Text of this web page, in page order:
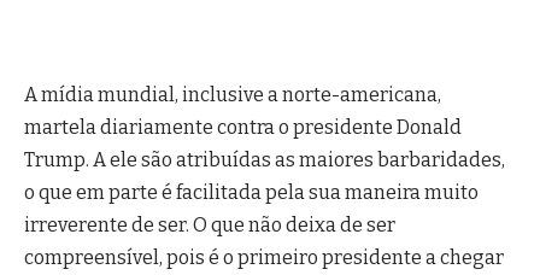
A mídia mundial, inclusive a norte-americana,
martela diariamente contra o presidente Donald
Trump. A ele são atribuídas as maiores barbaridades,
o que em parte é facilitada pela sua maneira muito
irreverente de ser. O que não deixa de ser
compreensível, pois é o primeiro presidente a chegar